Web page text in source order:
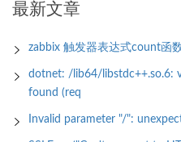
最新文章
zabbix 触发器表达式count函
dotnet: /lib64/libstdc++.so.6:
found (req
Invalid parameter "/":